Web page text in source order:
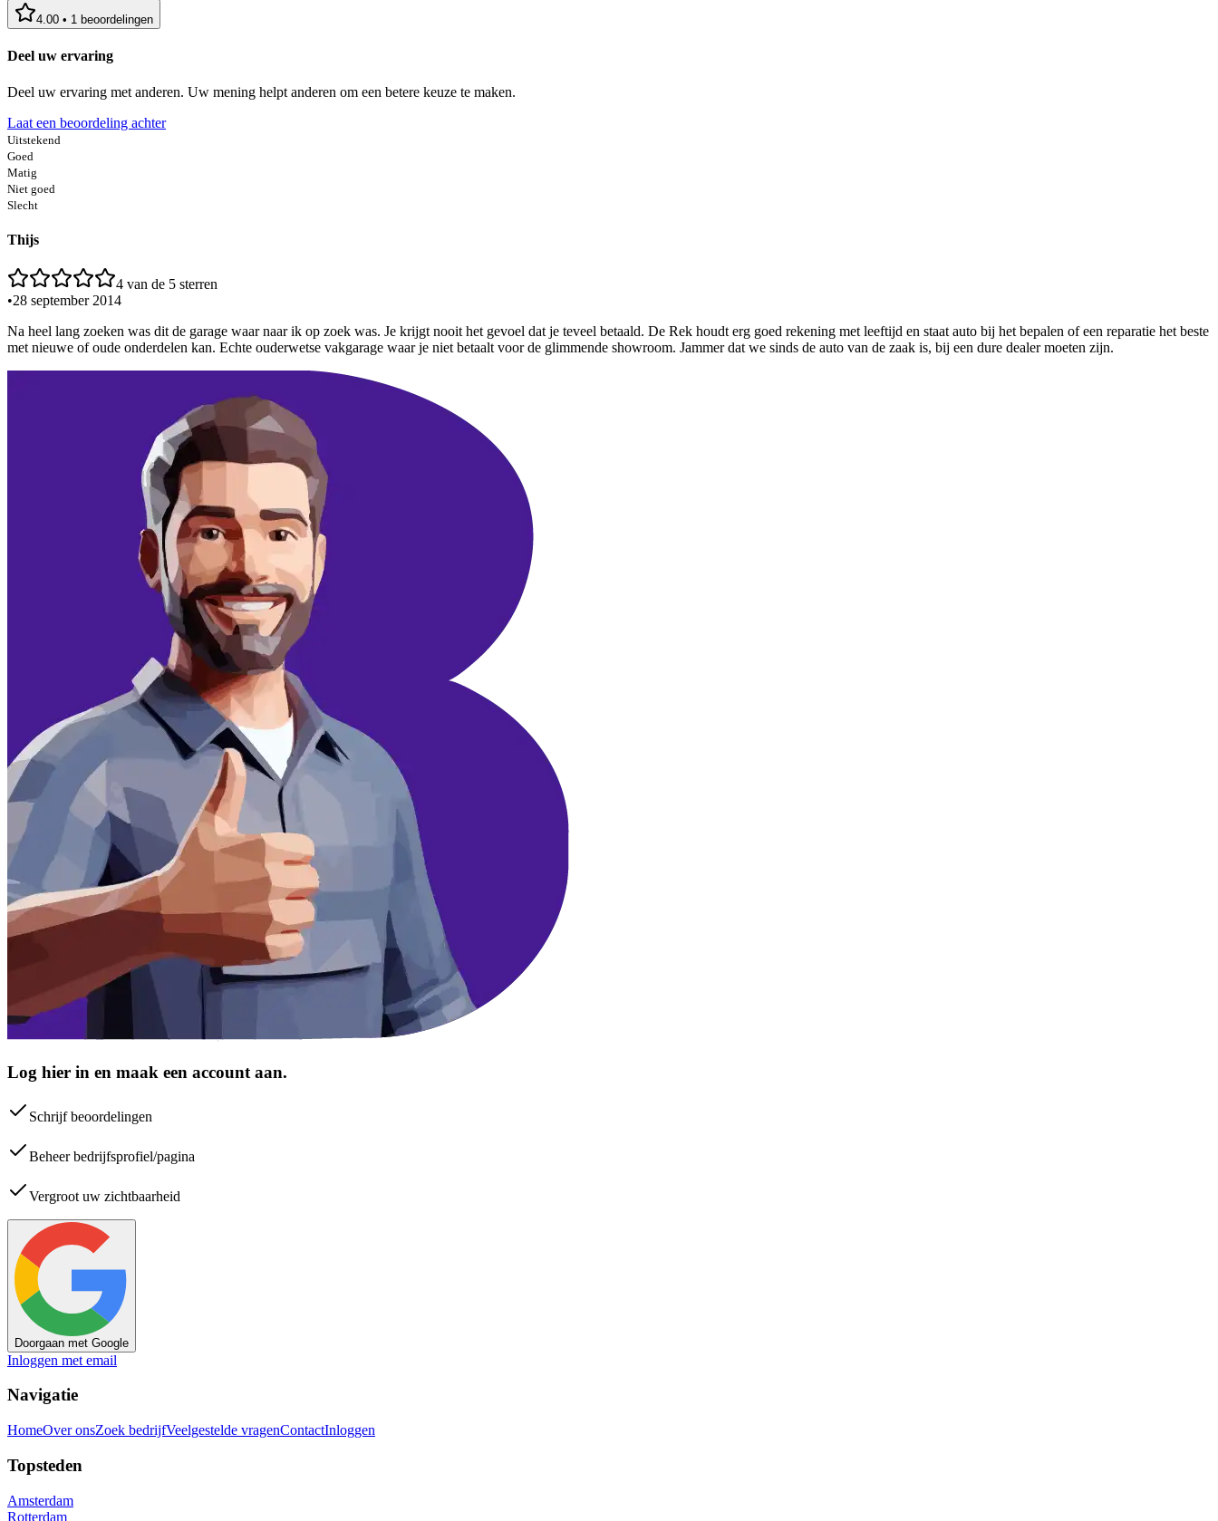
4.00 • 1 beoordelingen
Deel uw ervaring
Deel uw ervaring met anderen. Uw mening helpt anderen om een betere keuze te maken.
Laat een beoordeling achter
Uitstekend
Goed
Matig
Niet goed
Slecht
Thijs
4 van de 5 sterren
•28 september 2014
Na heel lang zoeken was dit de garage waar naar ik op zoek was. Je krijgt nooit het gevoel dat je teveel betaald. De Rek houdt erg goed rekening met leeftijd en staat auto bij het bepalen of een reparatie het beste
met nieuwe of oude onderdelen kan. Echte ouderwetse vakgarage waar je niet betaalt voor de glimmende showroom. Jammer dat we sinds de auto van de zaak is, bij een dure dealer moeten zijn.
Log hier in en maak een account aan.
Schrijf beoordelingen
Beheer bedrijfsprofiel/pagina
Vergroot uw zichtbaarheid
Doorgaan met Google
Inloggen met email
Navigatie
HomeOver onsZoek bedrijfVeelgestelde vragenContactInloggen
Topsteden
Amsterdam
Rotterdam